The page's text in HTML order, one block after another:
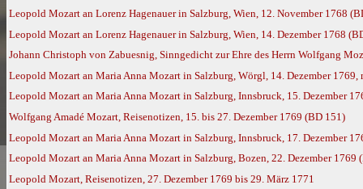
Leopold Mozart an Lorenz Hagenauer in Salzburg, Wien, 12. November 1768
Leopold Mozart an Lorenz Hagenauer in Salzburg, Wien, 14. Dezember 1768
Johann Christoph von Zabuesnig, Sinngedicht zur Ehre des Herrn Wolfgang
Leopold Mozart an Maria Anna Mozart in Salzburg, Wörgl, 14. Dezember
Leopold Mozart an Maria Anna Mozart in Salzburg, Innsbruck, 15. Dezember
Wolfgang Amadé Mozart, Reisenotizen, 15. bis 27. Dezember 1769 (BD 151)
Leopold Mozart an Maria Anna Mozart in Salzburg, Innsbruck, 17. Dezember
Leopold Mozart an Maria Anna Mozart in Salzburg, Bozen, 22. Dezember 1769
Leopold Mozart, Reisenotizen, 27. Dezember 1769 bis 29. März 1771